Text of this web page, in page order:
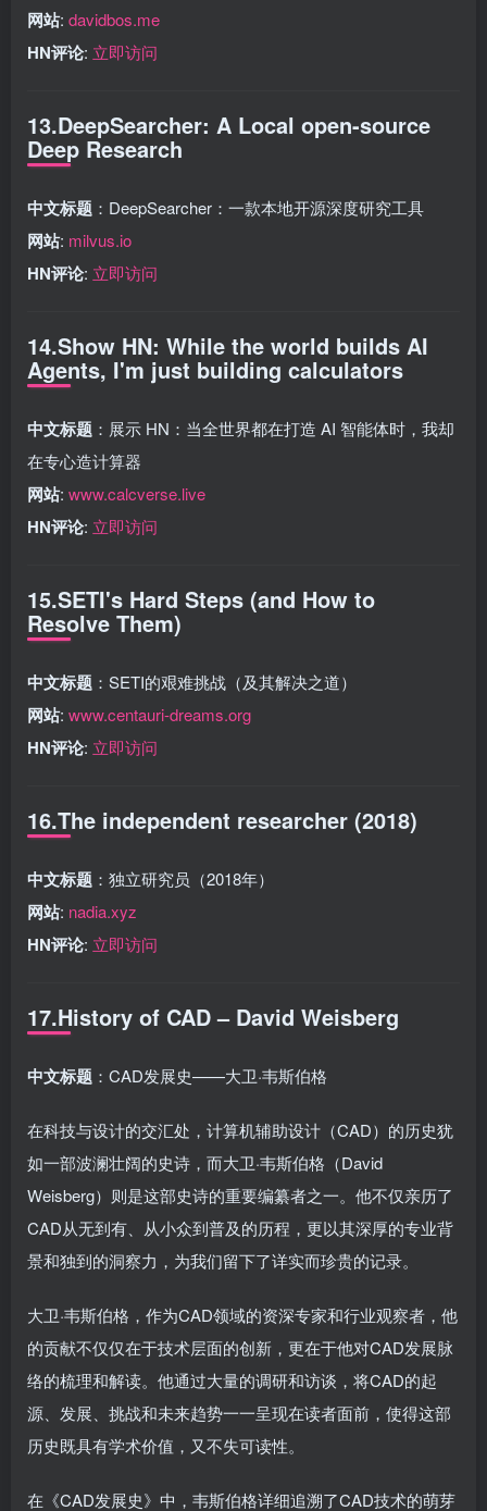
网站: davidbos.me
HN评论: 立即访问
13.DeepSearcher: A Local open-source
Deep Research
中文标题 ：DeepSearcher：一款本地开源深度研究工具
网站: milvus.io
HN评论: 立即访问
14.Show HN: While the world builds AI
Agents, I'm just building calculators
中文标题 ：展示 HN：当全世界都在打造 AI 智能体时，我却
在专心造计算器
网站: www.calcverse.live
HN评论: 立即访问
15.SETI's Hard Steps (and How to
Resolve Them)
中文标题 ：SETI的艰难挑战（及其解决之道）
网站: www.centauri-dreams.org
HN评论: 立即访问
16.The independent researcher (2018)
中文标题 ：独立研究员（2018年）
网站: nadia.xyz
HN评论: 立即访问
17.History of CAD – David Weisberg
中文标题 ：CAD发展史——大卫·韦斯伯格
在科技与设计的交汇处，计算机辅助设计（CAD）的历史犹
如一部波澜壮阔的史诗，而大卫·韦斯伯格（David
Weisberg）则是这部史诗的重要编纂者之一。他不仅亲历了
CAD从无到有、从小众到普及的历程，更以其深厚的专业背
景和独到的洞察力，为我们留下了详实而珍贵的记录。
大卫·韦斯伯格，作为CAD领域的资深专家和行业观察者，他
的贡献不仅仅在于技术层面的创新，更在于他对CAD发展脉
络的梳理和解读。他通过大量的调研和访谈，将CAD的起
源、发展、挑战和未来趋势一一呈现在读者面前，使得这部
历史既具有学术价值，又不失可读性。
在《CAD发展史》中，韦斯伯格详细追溯了CAD技术的萌芽